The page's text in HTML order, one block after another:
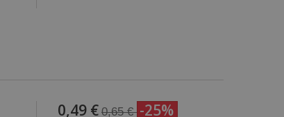
0,49 € 0,65 € -25%